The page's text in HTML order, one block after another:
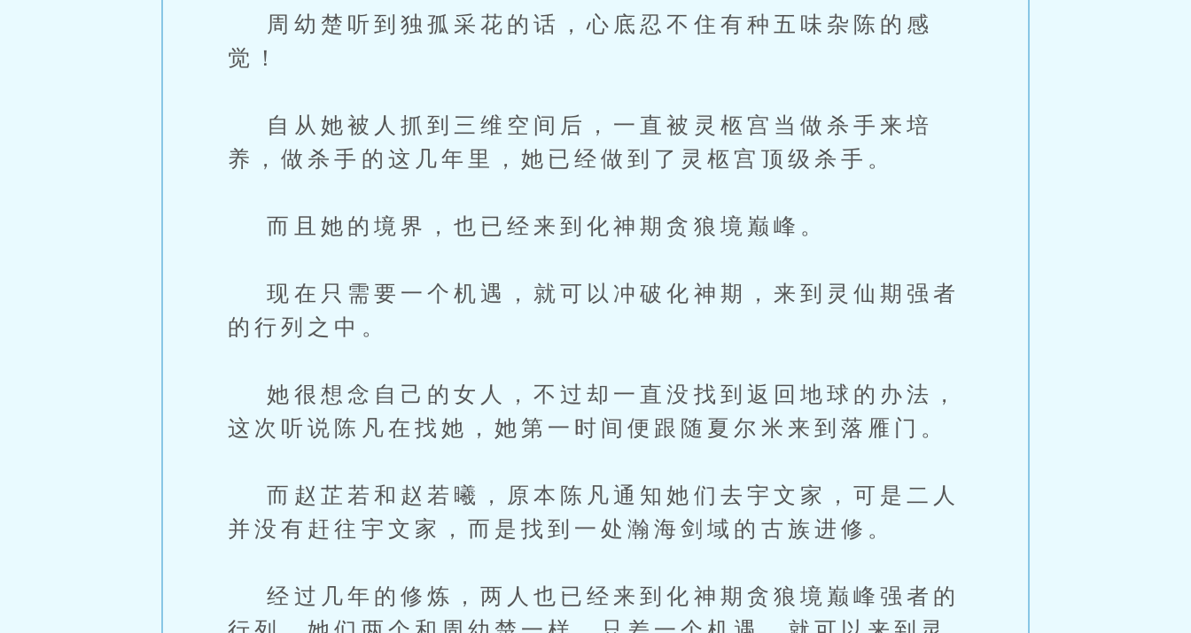
周幼楚听到独孤采花的话，心底忍不住有种五味杂陈的感
觉！
自从她被人抓到三维空间后，一直被灵柩宫当做杀手来培
养，做杀手的这几年里，她已经做到了灵柩宫顶级杀手。
而且她的境界，也已经来到化神期贪狼境巅峰。
现在只需要一个机遇，就可以冲破化神期，来到灵仙期强者
的行列之中。
她很想念自己的女人，不过却一直没找到返回地球的办法，
这次听说陈凡在找她，她第一时间便跟随夏尔米来到落雁门。
而赵芷若和赵若曦，原本陈凡通知她们去宇文家，可是二人
并没有赶往宇文家，而是找到一处瀚海剑域的古族进修。
经过几年的修炼，两人也已经来到化神期贪狼境巅峰强者的